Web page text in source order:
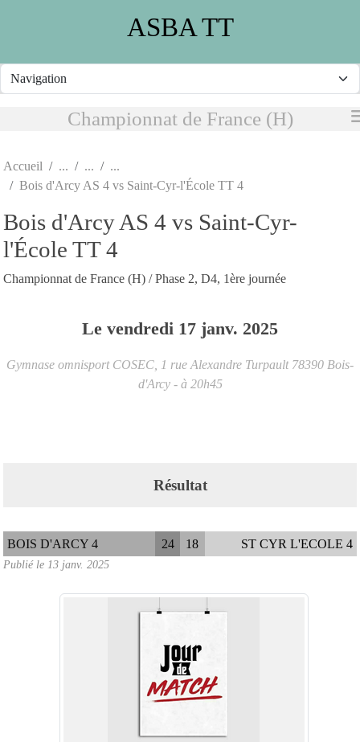
ASBA TT
Championnat de France (H)
Accueil
Bois d'Arcy AS 4 vs Saint-Cyr-l'École TT 4
Bois d'Arcy AS 4 vs Saint-Cyr-
l'École TT 4
Championnat de France (H) / Phase 2, D4, 1ère journée
Le vendredi 17 janv. 2025
Gymnase omnisport COSEC, 1 rue Alexandre Turpault 78390 Bois-
d'Arcy - à 20h45
Résultat
BOIS D'ARCY 4 24 18 ST CYR L'ECOLE 4
Publié le 13 janv. 2025